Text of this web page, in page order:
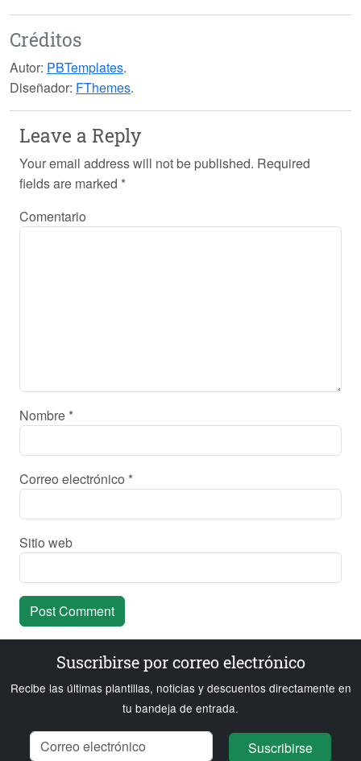
Créditos
Autor: PBTemplates.
Diseñador: FThemes.
Leave a Reply
Your email address will not be published. Required
fields are marked *
Comentario
Nombre *
Correo electrónico *
Sitio web
Suscribirse por correo electrónico
Recibe las últimas plantillas, noticias y descuentos directamente en
tu bandeja de entrada.
Nombre
Correo electrónico Cargando...
Suscribirse